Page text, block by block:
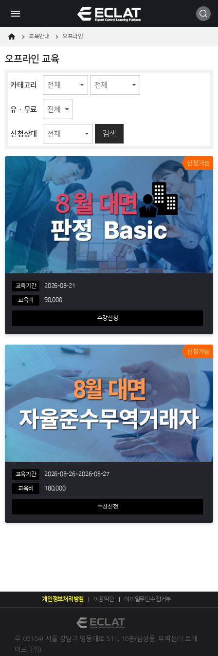
로
로
모바일
교육안내 오프라인
오프라인 교육
카테고리
유·무료
신청상태 검색
신청가능
교육기간 2026-08-21
교육비 90,000
수강신청
신청가능
교육기간 2026-08-26~2026-08-27
교육비 180,000
수강신청
개인정보처리방침 이용약관 이메일무단수집거부
우 06164) 서울 강남구 영동대로 511, 16층(삼성동, 무역센터 트레
이드타워)